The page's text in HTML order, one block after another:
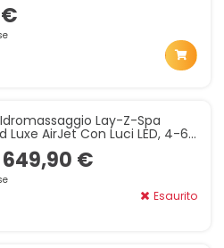
€
Lay-Z-Spa
Luxe AirJet Con Luci LED, 4-6
Nero Effetto Marmo 6001F
649,90 €
Esaurito